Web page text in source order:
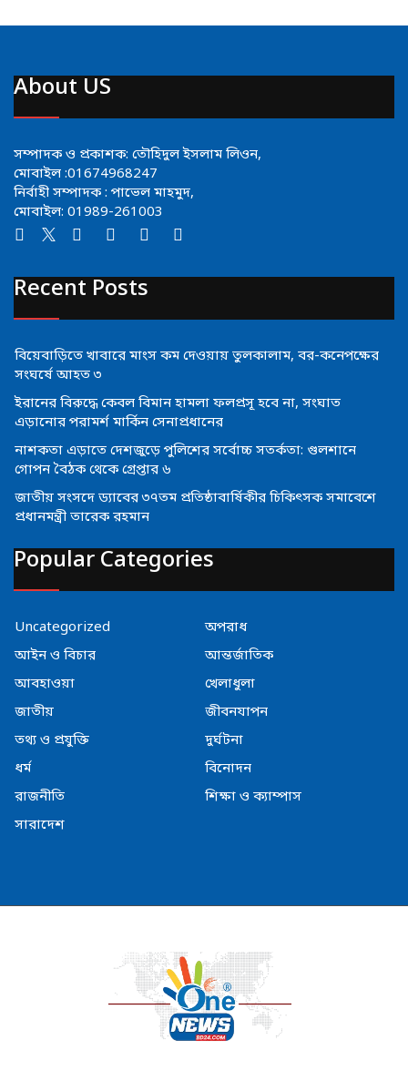
About US
সম্পাদক ও প্রকাশক: তৌহিদুল ইসলাম লিওন,
মোবাইল :01674968247
নির্বাহী সম্পাদক : পাভেল মাহমুদ,
মোবাইল: 01989-261003
Recent Posts
বিয়েবাড়িতে খাবারে মাংস কম দেওয়ায় তুলকালাম, বর-কনেপক্ষের
সংঘর্ষে আহত ৩
ইরানের বিরুদ্ধে কেবল বিমান হামলা ফলপ্রসূ হবে না, সংঘাত
এড়ানোর পরামর্শ মার্কিন সেনাপ্রধানের
নাশকতা এড়াতে দেশজুড়ে পুলিশের সর্বোচ্চ সতর্কতা: গুলশানে
গোপন বৈঠক থেকে গ্রেপ্তার ৬
জাতীয় সংসদে ড্যাবের ৩৭তম প্রতিষ্ঠাবার্ষিকীর চিকিৎসক সমাবেশে
প্রধানমন্ত্রী তারেক রহমান
Popular Categories
Uncategorized
অপরাধ
আইন ও বিচার
আন্তর্জাতিক
আবহাওয়া
খেলাধুলা
জাতীয়
জীবনযাপন
তথ্য ও প্রযুক্তি
দুর্ঘটনা
ধর্ম
বিনোদন
রাজনীতি
শিক্ষা ও ক্যাম্পাস
সারাদেশ